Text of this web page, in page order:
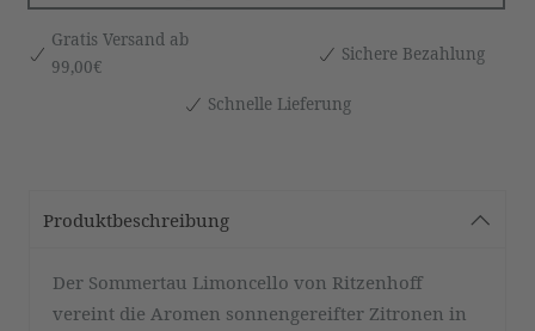
Gratis Versand ab
99,00€
Sichere Bezahlung
Schnelle Lieferung
Produktbeschreibung
Der Sommertau Limoncello von Ritzenhoff
vereint die Aromen sonnengereifter Zitronen in